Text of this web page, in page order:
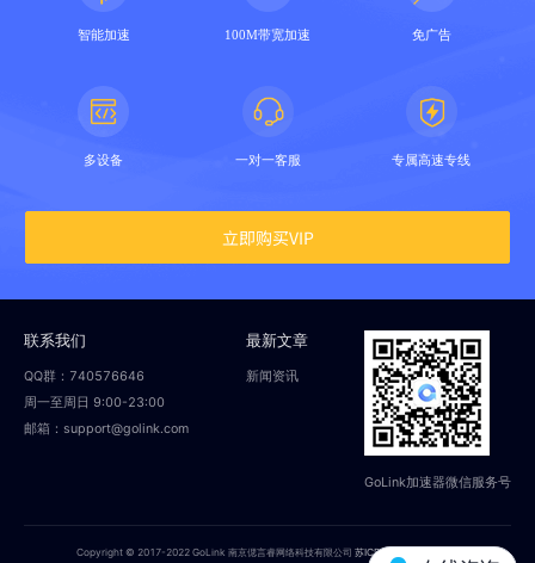
智能加速 100M带宽加速 免广告
多设备 一对一客服 专属高速专线
立即购买VIP
联系我们
QQ群：740576646
周一至周日 9:00-23:00
邮箱：support@golink.com
最新文章
新闻资讯
GoLink加速器微信服务号
Copyright © 2017-2022 GoLink 南京偲言睿网络科技有限公司苏ICP备18014251号-2